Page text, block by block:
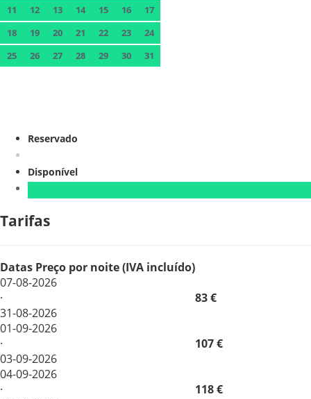
11
12 13 14 15 16
17
18
19 20 21 22 23
24
25
26 27 28 29 30 31
Reservado
Disponível
Tarifas
Datas Preço por noite (IVA incluído)
07-08-2026
·
31-08-2026
83 €
01-09-2026
·
03-09-2026
107 €
04-09-2026
·
118 €